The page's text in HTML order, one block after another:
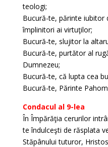
teologi;
Bucură-te, părinte iubitor
împlinitori ai virtuţilor;
Bucură-te, slujitor la
Bucură-te, purtător al
Dumnezeu;
Bucură-te, că lupta cea
Bucură-te, Părinte
Condacul al 9-lea
În Împărăţia cerurilor
te îndulceşti de răsplata
Stăpânului tuturor,